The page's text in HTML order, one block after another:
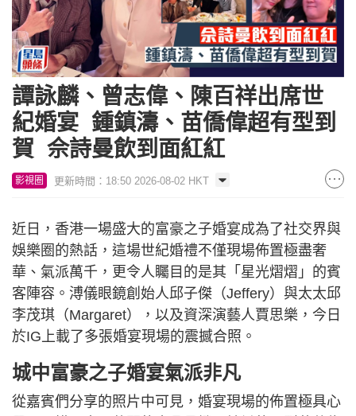
譚詠麟、曾志偉、陳百祥出席世
紀婚宴 鍾鎮濤、苗僑偉超有型到
賀 佘詩曼飲到面紅紅
影視圈 更新時間：18:50 2026-08-02 HKT
近日，香港一場盛大的富豪之子婚宴成為了社交界與
娛樂圈的熱話，這場世紀婚禮不僅現場佈置極盡奢
華、氣派萬千，更令人矚目的是其「星光熠熠」的賓
客陣容。溥儀眼鏡創始人邱子傑（Jeffery）與太太邱
李茂琪（Margaret），以及資深演藝人賈思樂，今日
於IG上載了多張婚宴現場的震撼合照。
城中富豪之子婚宴氣派非凡
從嘉賓們分享的照片中可見，婚宴現場的佈置極具心